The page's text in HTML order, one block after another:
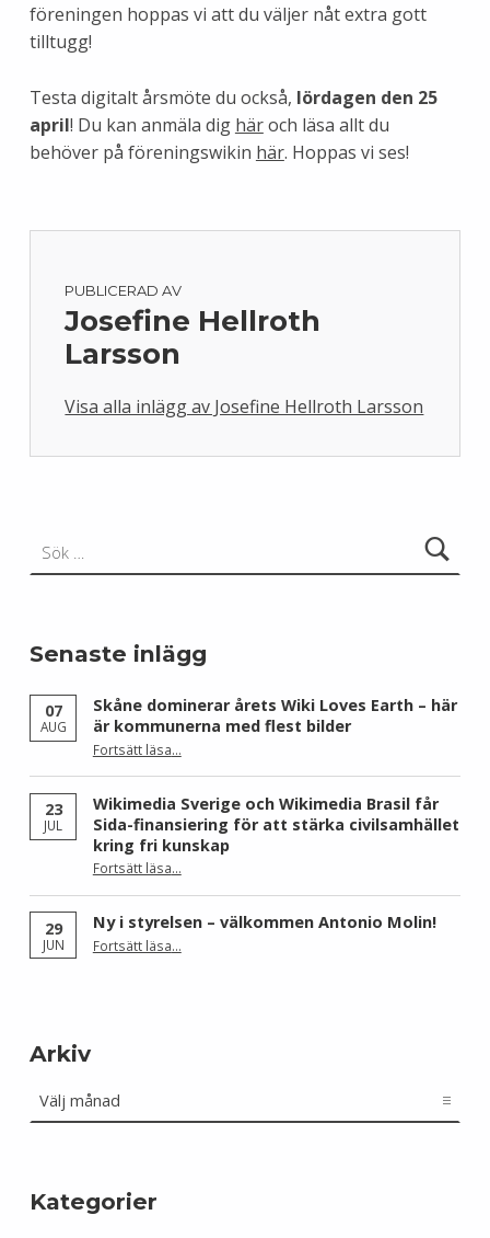
föreningen hoppas vi att du väljer nåt extra gott
tilltugg!
Testa digitalt årsmöte du också, lördagen den 25
april! Du kan anmäla dig häroch läsa allt du
behöver på föreningswikin här. Hoppas vi ses!
PUBLICERAD AV
Josefine Hellroth
Larsson
Visa alla inlägg av Josefine Hellroth Larsson
Skip back to main navigation
Senaste inlägg
07
AUG
Skåne dominerar årets Wiki Loves Earth – här
är kommunerna med flest bilder
Fortsätt läsa“Skåne dominerar årets Wiki Loves Earth – här är kommunerna med flest bilder”
…
23
JUL
Wikimedia Sverige och Wikimedia Brasil får
Sida-finansiering för att stärka civilsamhället
kring fri kunskap
Fortsätt läsa“Wikimedia Sverige och Wikimedia Brasil får Sida-finansiering för att stärka civilsamhället kring fri kunskap”
…
29
JUN
Ny i styrelsen – välkommen Antonio Molin!
Fortsätt läsa“Ny i styrelsen – välkommen Antonio Molin!”
…
Arkiv
Kategorier